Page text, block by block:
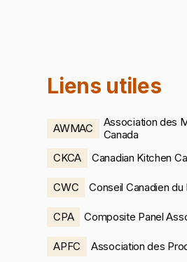
Liens utiles
AWMAC
Association des
Canada
CKCA
Canadian Kitchen
CWC Conseil Canadien du
CPA Composite Panel
APFC Association des